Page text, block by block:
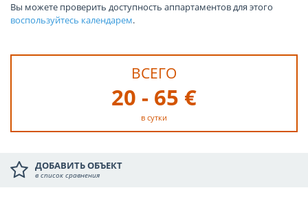
Вы можете проверить доступность аппартаментов для этого
воспользуйтесь календарем.
ВСЕГО
20 - 65 €
в сутки
ДОБАВИТЬ ОБЪЕКТ
в список сравнения